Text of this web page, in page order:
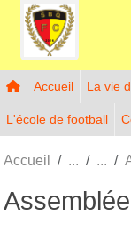
Accueil La vie
L'école de football
Accueil
Panneau de